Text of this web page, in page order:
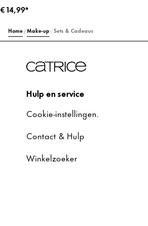
€ 14,99*
Home Make-up Sets & Cadeaus
Hulp en service
Cookie-instellingen.
Contact & Hulp
Winkelzoeker